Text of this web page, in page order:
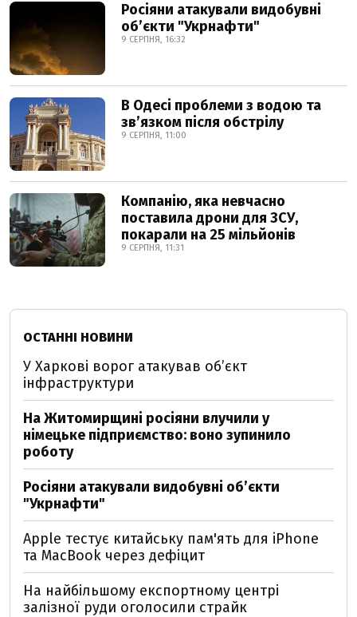
Росіяни атакували видобувні
обʼєкти "Укрнафти"
9 СЕРПНЯ, 16:32
В Одесі проблеми з водою та
звʼязком після обстрілу
9 СЕРПНЯ, 11:00
Компанію, яка невчасно
поставила дрони для ЗСУ,
покарали на 25 мільйонів
9 СЕРПНЯ, 11:31
ОСТАННІ НОВИНИ
У Харкові ворог атакував обʼєкт
інфраструктури
На Житомирщині росіяни влучили у
німецьке підприємство: воно зупинило
роботу
Росіяни атакували видобувні обʼєкти
"Укрнафти"
Apple тестує китайську пам'ять для iPhone
та MacBook через дефіцит
На найбільшому експортному центрі
залізної руди оголосили страйк